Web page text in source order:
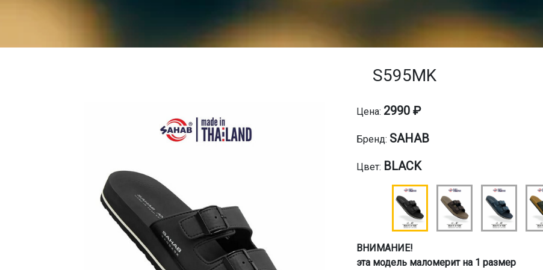
S595MK
Цена: 2990 ₽
Бренд: SAHAB
Цвет: BLACK
ВНИМАНИЕ!
эта модель маломерит на 1 размер